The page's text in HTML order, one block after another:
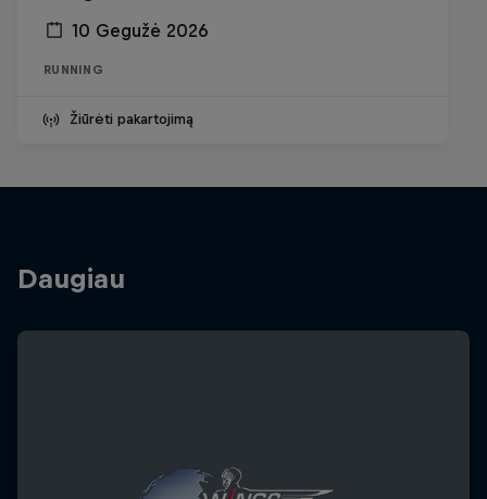
10 Gegužė 2026
RUNNING
Žiūrėti pakartojimą
Daugiau